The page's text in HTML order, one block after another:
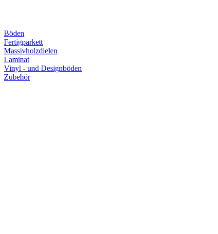
Böden
Fertigparkett
Massivholzdielen
Laminat
Vinyl - und Designböden
Zubehör